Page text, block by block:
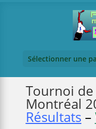
Sélectionner une
Tournoi de
Montréal
Résultats–